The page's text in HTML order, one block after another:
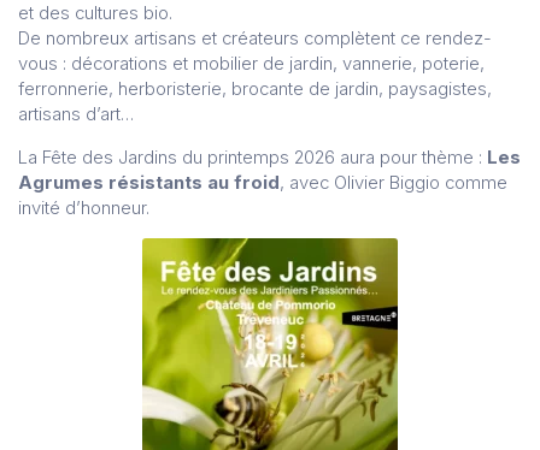
et des cultures bio.
De nombreux artisans et créateurs complètent ce rendez-
vous : décorations et mobilier de jardin, vannerie, poterie,
ferronnerie, herboristerie, brocante de jardin, paysagistes,
artisans d’art…
La Fête des Jardins du printemps 2026 aura pour thème : Les
Agrumes résistants au froid, avec Olivier Biggio comme
invité d’honneur.